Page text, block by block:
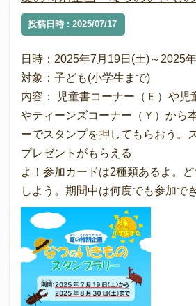
投稿日時 : 2025/07/17
日時：2025年7月19日(土)～2025
対象：子ども(小学生まで)
内容： 児童書コーナー（Ｅ）や児
やティーンズコーナー（Ｙ）から
ーでスタンプを押してもらおう。
プレゼントがもらえる
よ！参加カードは2種類あるよ。
しよう。期間中は何度でも参加で